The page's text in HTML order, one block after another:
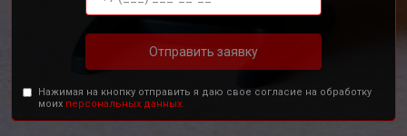
Отправить заявку
Нажимая на кнопку отправить я даю свое согласие на обработку
моих персональных данных.